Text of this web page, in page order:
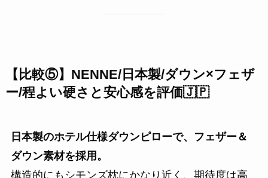
【比較⑤】NENNE/日本製/ダウン×フェザ
ー/程よい硬さと安心感を評価🇯🇵
日本製のホテル仕様ダウンピローで、フェザー＆
ダウン素材を採用。
構造的にもシモンズ枕にかなり近く、期待度は高